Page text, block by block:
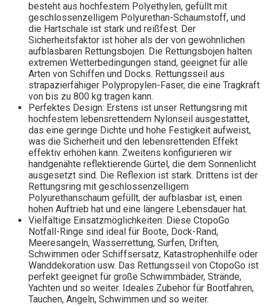
besteht aus hochfestem Polyethylen, gefüllt mit
geschlossenzelligem Polyurethan-Schaumstoff, und
die Hartschale ist stark und reißfest. Der
Sicherheitsfaktor ist höher als der von gewöhnlichen
aufblasbaren Rettungsbojen. Die Rettungsbojen halten
extremen Wetterbedingungen stand, geeignet für alle
Arten von Schiffen und Docks. Rettungsseil aus
strapazierfähiger Polypropylen-Faser, die eine Tragkraft
von bis zu 800 kg tragen kann.
Perfektes Design: Erstens ist unser Rettungsring mit
hochfestem lebensrettendem Nylonseil ausgestattet,
das eine geringe Dichte und hohe Festigkeit aufweist,
was die Sicherheit und den lebensrettenden Effekt
effektiv erhöhen kann. Zweitens konfigurieren wir
handgenähte reflektierende Gürtel, die dem Sonnenlicht
ausgesetzt sind. Die Reflexion ist stark. Drittens ist der
Rettungsring mit geschlossenzelligem
Polyurethanschaum gefüllt, der aufblasbar ist, einen
hohen Auftrieb hat und eine längere Lebensdauer hat.
Vielfältige Einsatzmöglichkeiten: Diese CtopoGo
Notfall-Ringe sind ideal für Boote, Dock-Rand,
Meeresangeln, Wasserrettung, Surfen, Driften,
Schwimmen oder Schiffsersatz, Katastrophenhilfe oder
Wanddekoration usw. Das Rettungsseil von CtopoGo ist
perfekt geeignet für große Schwimmbäder, Strände,
Yachten und so weiter. Ideales Zubehör für Bootfahren,
Tauchen, Angeln, Schwimmen und so weiter.